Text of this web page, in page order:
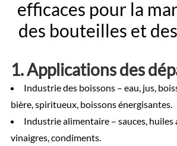
efficaces pour la
des bouteilles et
1. Applications des
Industrie des boissons – eau, jus,
bière, spiritueux, boissons énergisantes.
Industrie alimentaire – sauces, huiles
vinaigres, condiments.